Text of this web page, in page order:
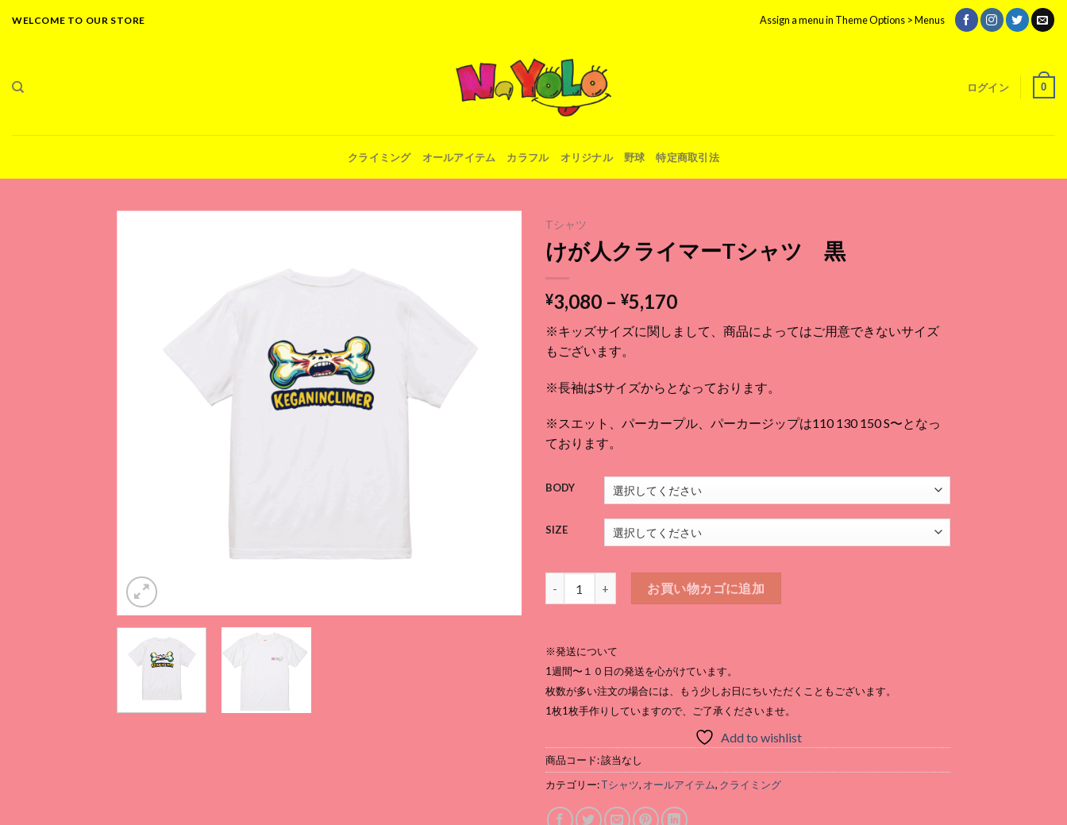
WELCOME TO OUR STORE Assign a menu in Theme Options > Menus
ログイン 0
クライミング オールアイテム カラフル オリジナル 野球 特定商取引法
Tシャツ
けが人クライマーTシャツ 黒
¥3,080 – ¥5,170価
帯:
¥5,170
※キッズサイズに関しまして、商品によってはご用意できないサイズ
もございます。
※長袖はSサイズからとなっております。
※スエット、パーカープル、パーカージップは110 130 150 S〜となっ
ております。
BODY
SIZE
けが人クライマーTシャツ 黒個お買い物カゴに追加
※発送について
1週間〜１０日の発送を心がけています。
枚数が多い注文の場合には、もう少しお日にちいただくこともございます。
1枚1枚手作りしていますので、ご了承くださいませ。
Add to wishlist
商品コード:該当なし
カテゴリー:Tシャツ, オールアイテム, クライミング